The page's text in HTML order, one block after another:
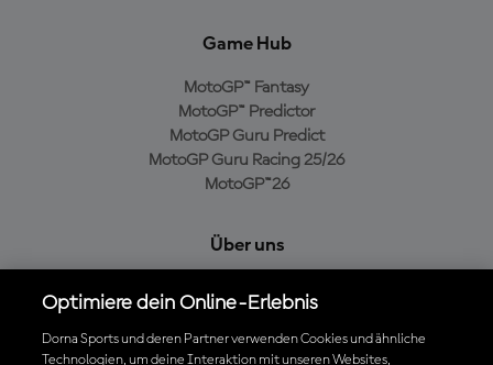
Game Hub
MotoGP™ Fantasy
MotoGP™ Predictor
MotoGP Guru Predict
MotoGP Guru Racing 25/26
MotoGP™26
Über uns
Cookie-Richtlinien
Geschäftsbedingungen
Optimiere dein Online-Erlebnis
Dorna Sports und deren Partner verwenden Cookies und ähnliche
Technologien, um deine Interaktion mit unseren Websites,